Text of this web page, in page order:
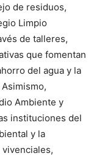
de residuos,
Limpio
de talleres,
que fomentan
del agua y la
Ambiente y
instituciones del
y la